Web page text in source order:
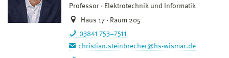
Professor
Elektrotechnik und Informatik
Haus 17 · Raum 205
03841 753–7511
christian.steinbrecher@hs-wismar.de